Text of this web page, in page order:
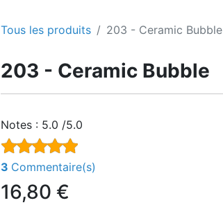
Tous les produits 203 - Ceramic Bubble
203 - Ceramic Bubble
Notes : 5.0 /5.0
3 Commentaire(s)
16,80 €